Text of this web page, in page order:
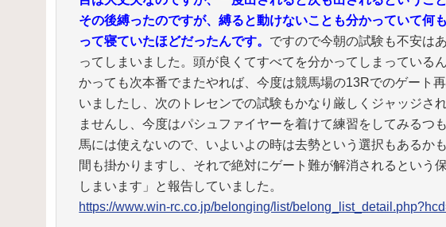
その後縛ったのですが、縛ると動けないことも分かっていて何
って寝ていたほどだったんです。 ですので今朝の試験も不安は
ってしまいました。頭が良くてすべてを分かってしまっている
かっても次本番でまたやれば、今度は競馬場の13Rでのゲート
いましたし、次のトレセンでの試験もかなり厳しくジャッジさ
ませんし、今度はパシュファイヤーを着けて練習をしてみるつ
馬には使えないので、いよいよの時は去勢という選択もあるか
間も掛かりますし、それで絶対にゲート難が解消されるという
しまいます」と報告していました。
https://www.win-rc.co.jp/belonging/list/